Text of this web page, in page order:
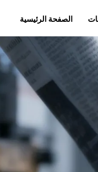
الصفحة الرئيسية